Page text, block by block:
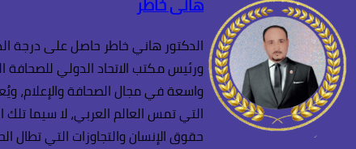
الدكتور هاني خاطر حاصل على درجة
ورئيس مكتب الاتحاد الدولي للصحافة
واسعة في مجال الصحافة والإعلام،
التي تمس العالم العربي، لا سيما
حقوق الإنسان والتجاوزات التي تطال